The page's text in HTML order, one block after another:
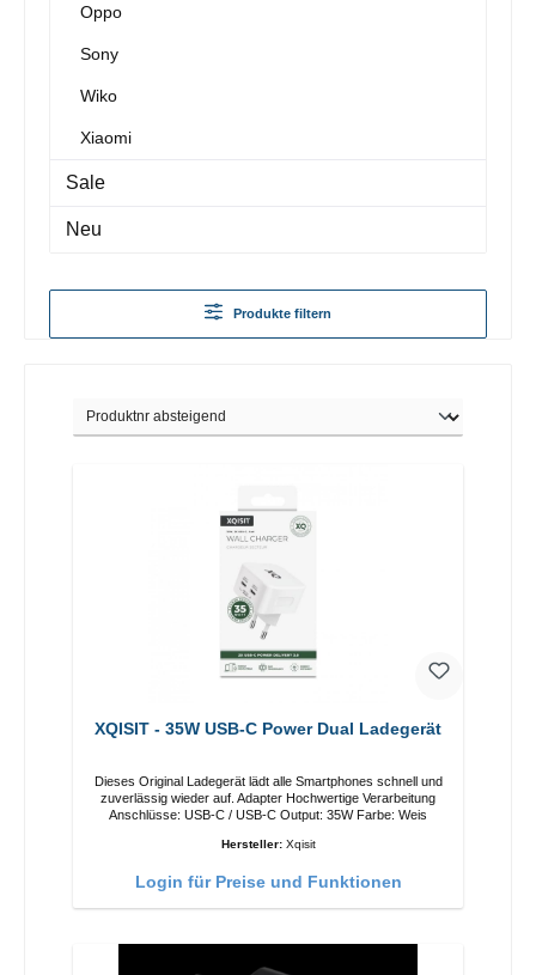
Oppo
Sony
Wiko
Xiaomi
Sale
Neu
Produkte filtern
XQISIT - 35W USB-C Power Dual Ladegerät
Dieses Original Ladegerät lädt alle Smartphones schnell und
zuverlässig wieder auf. Adapter Hochwertige Verarbeitung
Anschlüsse: USB-C / USB-C Output: 35W Farbe: Weis
Hersteller: Xqisit
Login für Preise und Funktionen